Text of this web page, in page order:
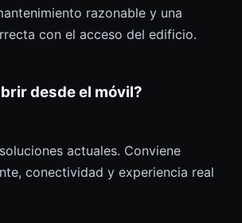
razonable y una
con el acceso del edificio.
desde el móvil?
actuales. Conviene
conectividad y experiencia real